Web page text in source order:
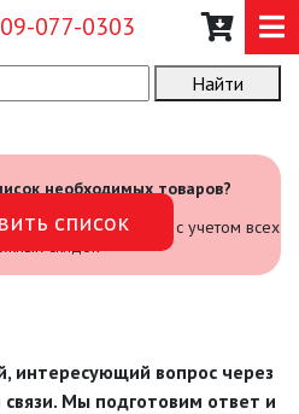
077-0303
О КОМПАНИИ
НОВОСТИ
ЗАДАТЬ ВОПРОС
Найти
необходимых товаров?
посчитаем стоимость с учетом всех
скидок
список
интересующий вопрос через
Мы подготовим ответ и